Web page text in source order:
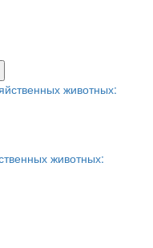
животных: